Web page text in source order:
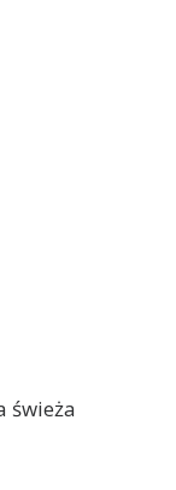
świeża